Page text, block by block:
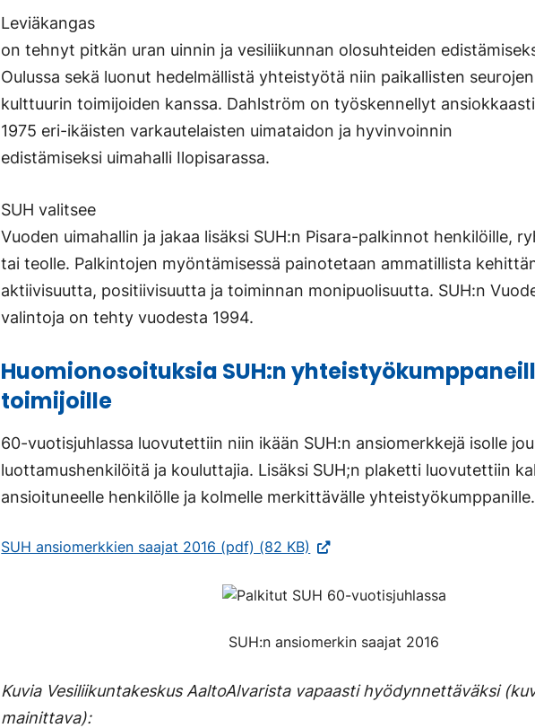
Leviäkangas
on tehnyt pitkän uran uinnin ja vesiliikunnan olosuhteiden
Oulussa sekä luonut hedelmällistä yhteistyötä niin paikallisten
kulttuurin toimijoiden kanssa. Dahlström on työskennellyt
1975 eri-ikäisten varkautelaisten uimataidon ja hyvinvoinnin
edistämiseksi uimahalli Ilopisarassa.
SUH valitsee
Vuoden uimahallin ja jakaa lisäksi SUH:n Pisara-palkinnot henkilöille,
tai teolle. Palkintojen myöntämisessä painotetaan ammatillista
aktiivisuutta, positiivisuutta ja toiminnan monipuolisuutta. SUH:n
valintoja on tehty vuodesta 1994.
Huomionosoituksia SUH:n
toimijoille
60-vuotisjuhlassa luovutettiin niin ikään SUH:n ansiomerkkejä isolle
luottamushenkilöitä ja kouluttajia. Lisäksi SUH;n plaketti luovutettiin
ansioituneelle henkilölle ja kolmelle merkittävälle yhteistyökumppanille.
SUH ansiomerkkien saajat 2016 (pdf) (82 KB) (Vieraile
sivustolla.
avautuu
uuteen
SUH:n ansiomerkin saajat 2016
Kuvia Vesiliikuntakeskus AaltoAlvarista vapaasti hyödynnettäväksi
mainittava):